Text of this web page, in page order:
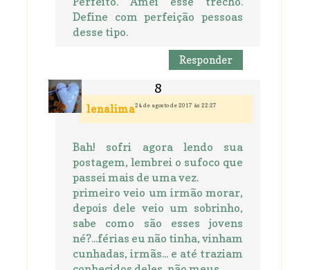
Define com perfeição pessoas
desse tipo.
Responder
lenalima24 de agosto de 2017 às 22:27
Bah! sofri agora lendo sua
postagem, lembrei o sufoco que
passei mais de uma vez.
primeiro veio um irmão morar,
depois dele veio um sobrinho,
sabe como são esses jovens
né?...férias eu não tinha, vinham
cunhadas, irmãs... e até traziam